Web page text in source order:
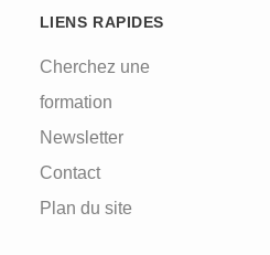
LIENS RAPIDES
Cherchez une
formation
Newsletter
Contact
Plan du site